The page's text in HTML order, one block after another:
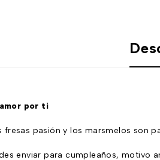
por ti
fresas pasión y los marsmelos son
enviar para cumpleaños, motivo